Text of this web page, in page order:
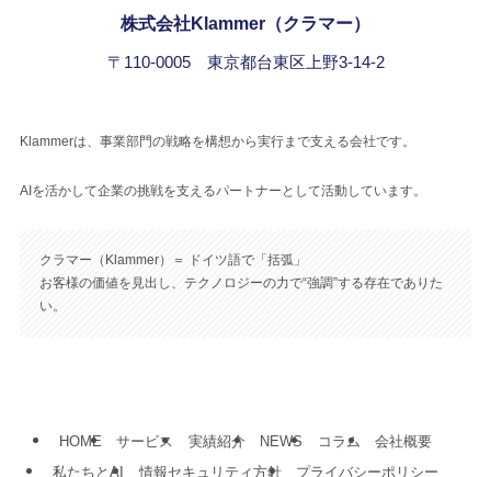
株式会社Klammer（クラマー）
〒110-0005 東京都台東区上野3-14-2
Klammerは、事業部門の戦略を構想から実行まで支える会社です。
AIを活かして企業の挑戦を支えるパートナーとして活動しています。
クラマー（Klammer）＝ ドイツ語で「括弧」
お客様の価値を見出し、テクノロジーの力で“強調”する存在でありた
い。
HOME サービス 実績紹介 NEWS コラム
会社概要
私たちとAI
情報セキュリティ方針 プライバシーポリシー